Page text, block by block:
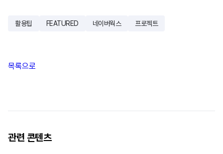
활용팁 FEATURED 네이버웍스 프로젝트
목록으로
관련 콘텐츠